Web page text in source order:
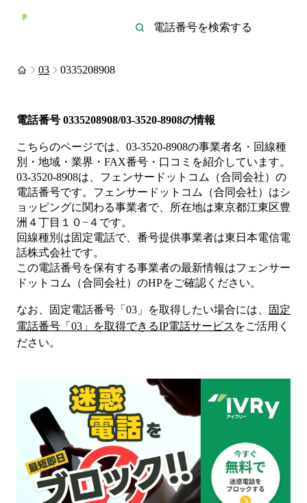
03 0335208908
電話番号 0335208908/03-3520-8908の情報
こちらのページでは、 03-3520-8908の事業者名・回線種
別・地域・業界・FAX番号・口コミを紹介しています。
03-3520-8908は、 フェンサードットコム（合同会社） の
電話番号です。 フェンサードットコム（合同会社）はシ
ョッピングに関わる事業者で、所在地は東京都江東区豊
洲４丁目１０−４ です。
回線種別は固定電話で、番号提供事業者は東日本電信電
話株式会社です。
この電話番号を保有する事業者の最新情報はフェンサー
ドットコム（合同会社） のHPをご確認ください。
なお、固定電話番号「 03 」を取得したい場合には、
固定
電話番号「 03 」を取得できるIP電話サービス をご活用く
ださい。